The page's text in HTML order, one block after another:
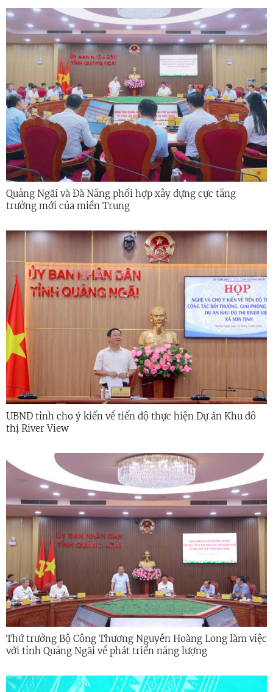
Quảng Ngãi và Đà Nẵng phối hợp xây dựng cực tăng
trưởng mới của miền Trung
UBND tỉnh cho ý kiến về tiến độ thực hiện Dự án Khu đô
thị River View
Thứ trưởng Bộ Công Thương Nguyễn Hoàng Long làm việc
với tỉnh Quảng Ngãi về phát triển năng lượng